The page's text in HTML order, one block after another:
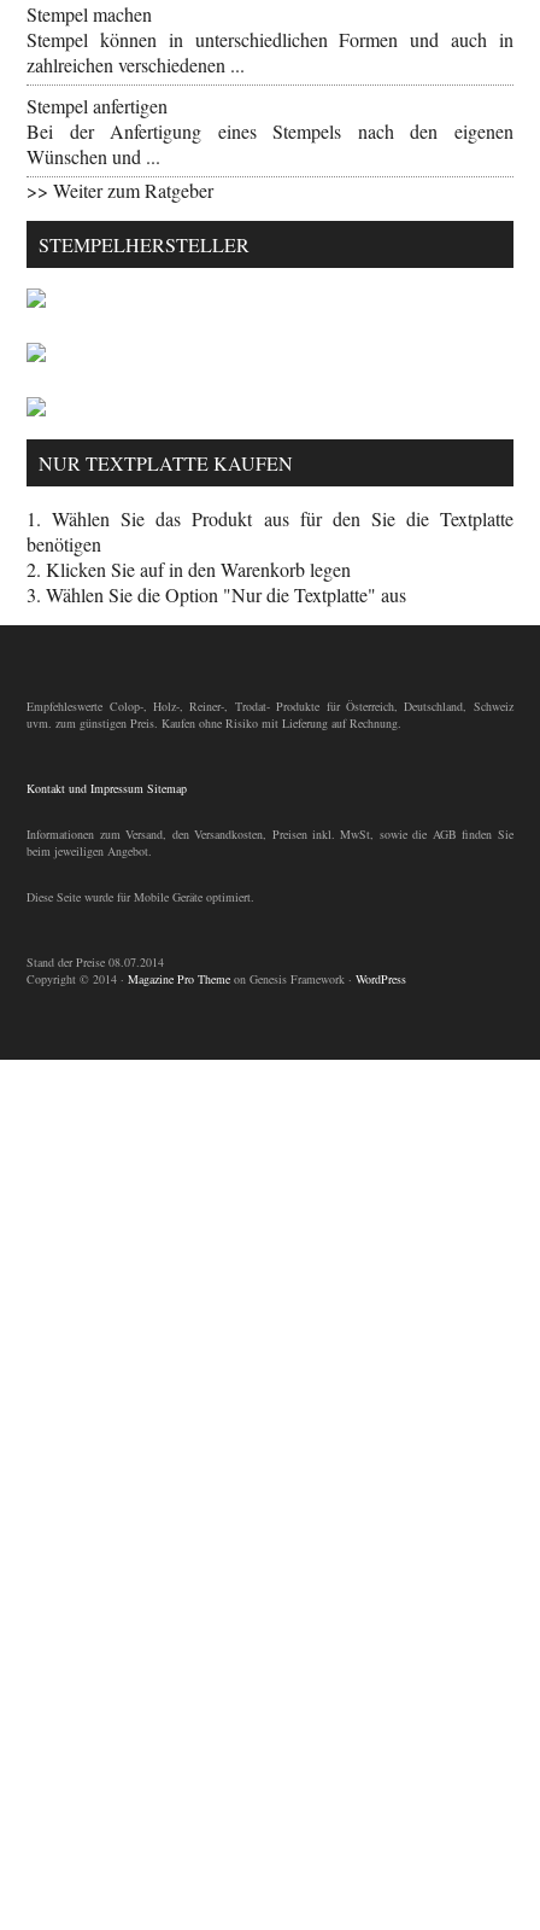
Stempel machen
Stempel können in unterschiedlichen Formen und auch in
zahlreichen verschiedenen ...
Stempel anfertigen
Bei der Anfertigung eines Stempels nach den eigenen
Wünschen und ...
>> Weiter zum Ratgeber
STEMPELHERSTELLER
NUR TEXTPLATTE KAUFEN
1. Wählen Sie das Produkt aus für den Sie die Textplatte
benötigen
2. Klicken Sie auf in den Warenkorb legen
3. Wählen Sie die Option "Nur die Textplatte" aus
Empfehleswerte Colop-, Holz-, Reiner-, Trodat- Produkte für Österreich, Deutschland, Schweiz
uvm. zum günstigen Preis. Kaufen ohne Risiko mit Lieferung auf Rechnung.
Kontakt und Impressum Sitemap
Informationen zum Versand, den Versandkosten, Preisen inkl. MwSt, sowie die AGB finden Sie
beim jeweiligen Angebot.
Diese Seite wurde für Mobile Geräte optimiert.
Stand der Preise 08.07.2014
Copyright © 2014 ·Magazine Pro Theme on Genesis Framework ·WordPress